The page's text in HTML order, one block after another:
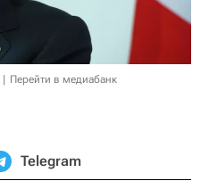
Перейти в медиабанк
Telegram